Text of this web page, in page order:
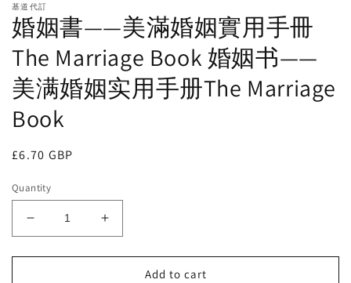
1
in
modal
基道代訂
婚姻書——美滿婚姻實用手冊
The Marriage Book 婚姻书——
美满婚姻实用手册The Marriage
Book
Regular
£6.70 GBP
Quantity
Decrease
quantity
for
Increase
quantity
for
Add to cart